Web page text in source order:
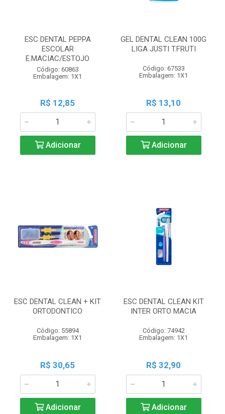
ESC DENTAL PEPPA
ESCOLAR
E.MACIAC/ESTOJO
Código: 60863
Embalagem: 1X1
R$ 12,85
Adicionar
GEL DENTAL CLEAN 100G
LIGA JUSTI T.FRUTI
Código: 67533
Embalagem: 1X1
R$ 13,10
Adicionar
ESC DENTAL CLEAN + KIT
ORTODONTICO
Código: 55894
Embalagem: 1X1
R$ 30,65
Adicionar
ESC DENTAL CLEAN KIT
INTER ORTO MACIA
Código: 74942
Embalagem: 1X1
R$ 32,90
Adicionar